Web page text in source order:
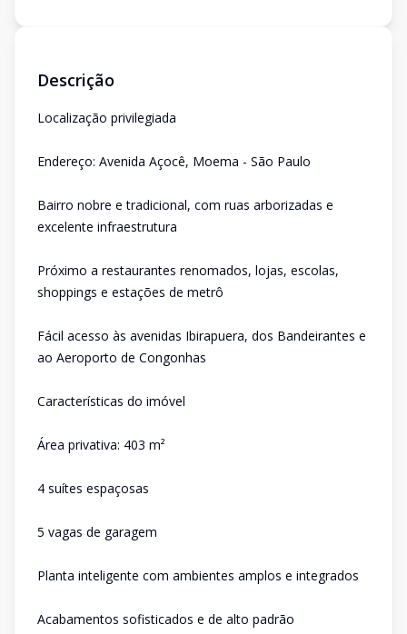
Descrição
Localização privilegiada
Endereço: Avenida Açocê, Moema - São Paulo
Bairro nobre e tradicional, com ruas arborizadas e
excelente infraestrutura
Próximo a restaurantes renomados, lojas, escolas,
shoppings e estações de metrô
Fácil acesso às avenidas Ibirapuera, dos Bandeirantes e
ao Aeroporto de Congonhas
Características do imóvel
Área privativa: 403 m²
4 suítes espaçosas
5 vagas de garagem
Planta inteligente com ambientes amplos e integrados
Acabamentos sofisticados e de alto padrão